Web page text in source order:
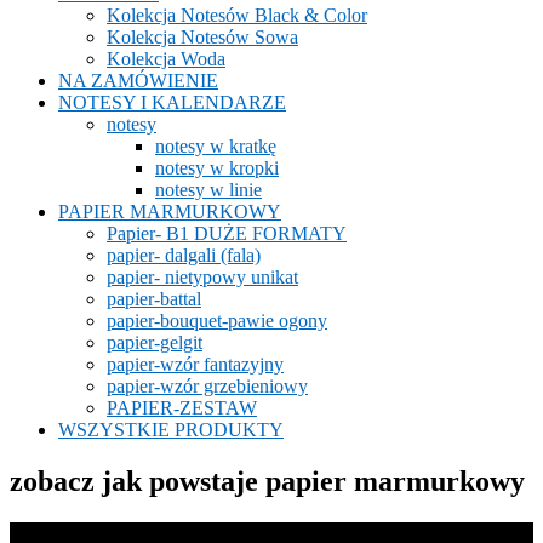
Kolekcja Notesów Black & Color
Kolekcja Notesów Sowa
Kolekcja Woda
NA ZAMÓWIENIE
NOTESY I KALENDARZE
notesy
notesy w kratkę
notesy w kropki
notesy w linie
PAPIER MARMURKOWY
Papier- B1 DUŻE FORMATY
papier- dalgali (fala)
papier- nietypowy unikat
papier-battal
papier-bouquet-pawie ogony
papier-gelgit
papier-wzór fantazyjny
papier-wzór grzebieniowy
PAPIER-ZESTAW
WSZYSTKIE PRODUKTY
zobacz jak powstaje papier marmurkowy